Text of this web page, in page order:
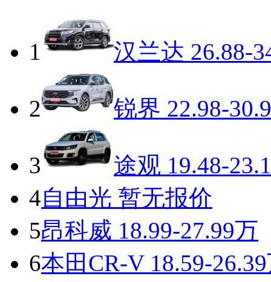
1 汉兰达 26.88-
2 锐界 22.98-
3 途观 19.48-
4自由光 暂无报价
5昂科威 18.99-27.99万
6本田CR-V18.59-